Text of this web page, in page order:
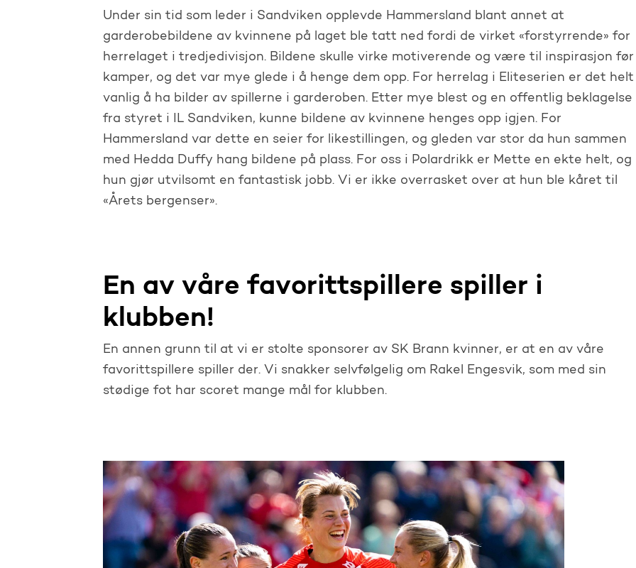
Under sin tid som leder i Sandviken opplevde Hammersland blant annet at
garderobebildene av kvinnene på laget ble tatt ned fordi de virket «forstyrrende» for
herrelaget i tredjedivisjon. Bildene skulle virke motiverende og være til inspirasjon før
kamper, og det var mye glede i å henge dem opp. For herrelag i Eliteserien er det helt
vanlig å ha bilder av spillerne i garderoben. Etter mye blest og en offentlig beklagelse
fra styret i IL Sandviken, kunne bildene av kvinnene henges opp igjen. For
Hammersland var dette en seier for likestillingen, og gleden var stor da hun sammen
med Hedda Duffy hang bildene på plass. For oss i Polardrikk er Mette en ekte helt, og
hun gjør utvilsomt en fantastisk jobb. Vi er ikke overrasket over at hun ble kåret til
«Årets bergenser».
En av våre favorittspillere spiller i
klubben!
En annen grunn til at vi er stolte sponsorer av SK Brann kvinner, er at en av våre
favorittspillere spiller der. Vi snakker selvfølgelig om Rakel Engesvik, som med sin
stødige fot har scoret mange mål for klubben.